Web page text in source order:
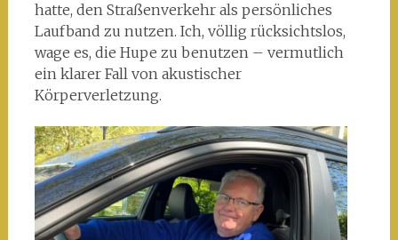
hatte, den Straßenverkehr als persönliches
Laufband zu nutzen. Ich, völlig rücksichtslos,
wage es, die Hupe zu benutzen – vermutlich
ein klarer Fall von akustischer
Körperverletzung.